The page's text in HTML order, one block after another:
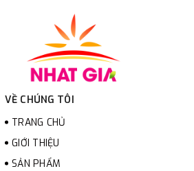
VỀ CHÚNG TÔI
TRANG CHỦ
GIỚI THIỆU
SẢN PHẨM